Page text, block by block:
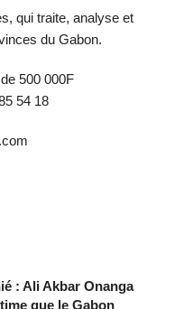
qui traite, analyse et
du Gabon.
500 000F
54 18
: Ali Akbar Onanga
que le Gabon